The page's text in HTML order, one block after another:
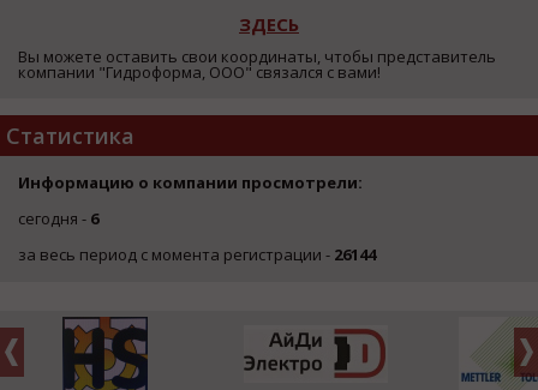
ЗДЕСЬ
Вы можете оставить свои координаты, чтобы представитель
компании "Гидроформа, ООО" связался с вами!
Статистика
Информацию о компании просмотрели:
сегодня - 6
за весь период с момента регистрации - 26144